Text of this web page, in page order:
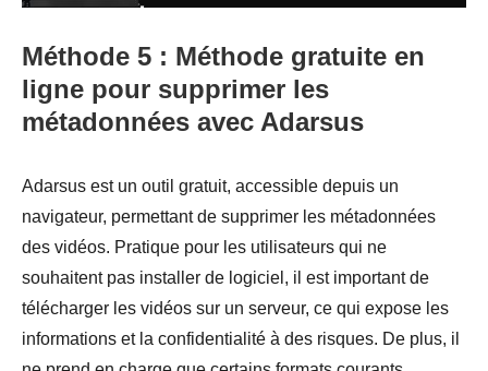
Méthode 5 : Méthode gratuite en
ligne pour supprimer les
métadonnées avec Adarsus
Adarsus est un outil gratuit, accessible depuis un
navigateur, permettant de supprimer les métadonnées
des vidéos. Pratique pour les utilisateurs qui ne
souhaitent pas installer de logiciel, il est important de
télécharger les vidéos sur un serveur, ce qui expose les
informations et la confidentialité à des risques. De plus, il